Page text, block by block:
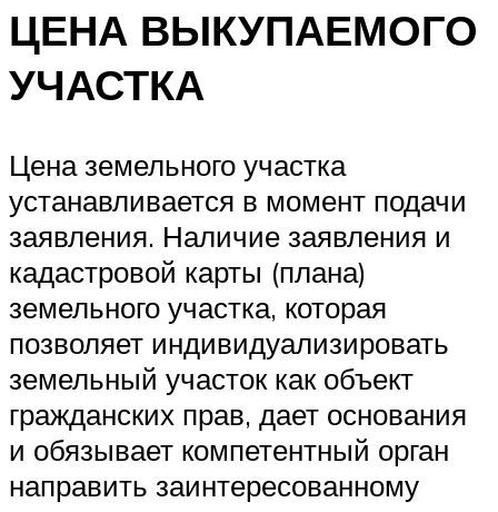
ЦЕНА ВЫКУПАЕМОГО
УЧАСТКА
Цена земельного участка
устанавливается в момент подачи
заявления. Наличие заявления и
кадастровой карты (плана)
земельного участка, которая
позволяет индивидуализировать
земельный участок как объект
гражданских прав, дает основания
и обязывает компетентный орган
направить заинтересованному